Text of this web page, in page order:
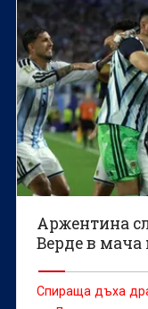
Аржентина
Верде в
Спираща дъха